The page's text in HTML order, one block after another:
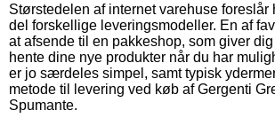
Størstedelen af internet varehuse foreslår
del forskellige leveringsmodeller. En af
at afsende til en pakkeshop, som giver
hente dine nye produkter når du har
er jo særdeles simpel, samt typisk
metode til levering ved køb af Gergenti
Spumante.